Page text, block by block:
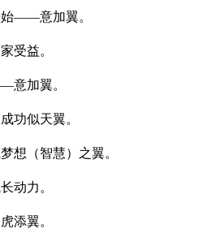
始——意加翼。
受益。
意加翼。
功似天翼。
想（智慧）之翼。
动力。
添翼。